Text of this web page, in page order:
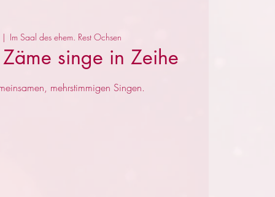
|
Im Saal des ehem. Rest Ochsen
singe in Zeihe
mehrstimmigen Singen.